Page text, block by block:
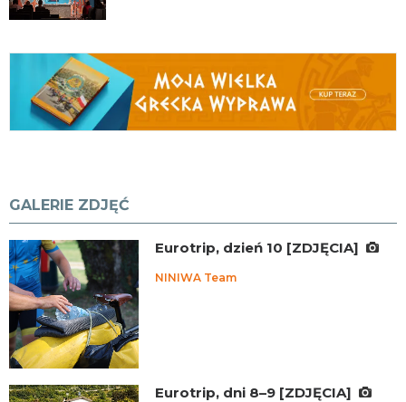
GALERIE ZDJĘĆ
Eurotrip, dzień 10 [ZDJĘCIA]
NINIWA Team
Eurotrip, dni 8–9 [ZDJĘCIA]